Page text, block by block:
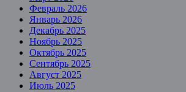
Февраль 2026
Январь 2026
Декабрь 2025
Ноябрь 2025
Октябрь 2025
Сентябрь 2025
Август 2025
Июль 2025